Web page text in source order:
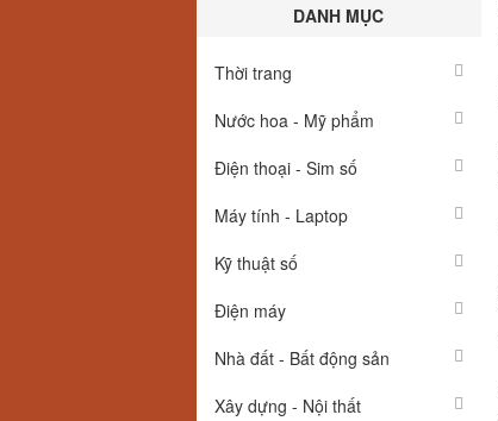
DANH MỤC
Thời trang
Nước hoa - Mỹ phẩm
Điện thoại - Sim số
Máy tính - Laptop
Kỹ thuật số
Điện máy
Nhà đất - Bất động sản
Xây dựng - Nội thất